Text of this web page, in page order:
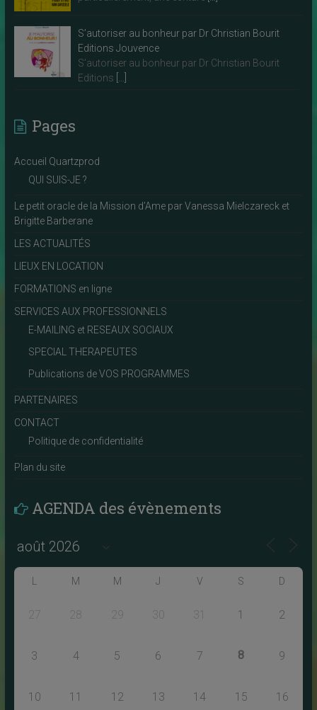
S’autoriser au bonheur par Dr Christian Bourit
Editions Jouvence
S’autoriser au bonheur par Dr Christian Bourit
Editions […]
Pages
Accueil Quartzprod
QUI SUIS-JE ?
Le petit oracle de la Mission d’Ame par Vanessa Mielczareck et
Brigitte Barberane
LES ACTUALITÉS
LIEUX EN LOCATION
FORMATIONS en ligne
SERVICES AUX PROFESSIONNELS
E-MAILING et RESEAUX SOCIAUX
SPECIAL THERAPEUTES
Publications de VOS PROGRAMMES
PARTENAIRES
CONTACT
Politique de confidentialité
Plan du site
AGENDA des évènements
L M M J V S D
27 28 29 30 31 1 2
3 4 5 6 7 8 9
10 11 12 13 14 15 16